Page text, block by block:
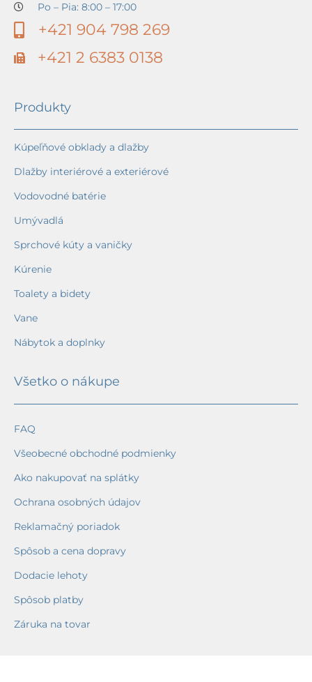
Po – Pia: 8:00 – 17:00
+421 904 798 269
+421 2 6383 0138
Produkty
Kúpeľňové obklady a dlažby
Dlažby interiérové a exteriérové
Vodovodné batérie
Umývadlá
Sprchové kúty a vaničky
Kúrenie
Toalety a bidety
Vane
Nábytok a doplnky
Všetko o nákupe
FAQ
Všeobecné obchodné podmienky
Ako nakupovať na splátky
Ochrana osobných údajov
Reklamačný poriadok
Spôsob a cena dopravy
Dodacie lehoty
Spôsob platby
Záruka na tovar